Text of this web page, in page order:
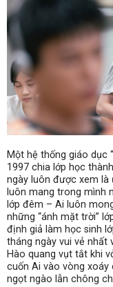
Một hệ thống giáo dục
1997 chia lớp học
ngày luôn được xem là
luôn mang trong mình
lớp đêm – Ai luôn
những “ánh mặt trời”
định giả làm học sinh
tháng ngày vui vẻ nhất
Hào quang vụt tắt khi
cuốn Ai vào vòng xoáy
ngọt ngào lẫn chông